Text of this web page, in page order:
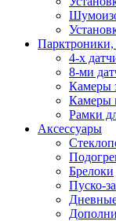
4-х
8-ми
Камеры
Камеры
Рамки
Аксессуары
Брелоки
Пуско-